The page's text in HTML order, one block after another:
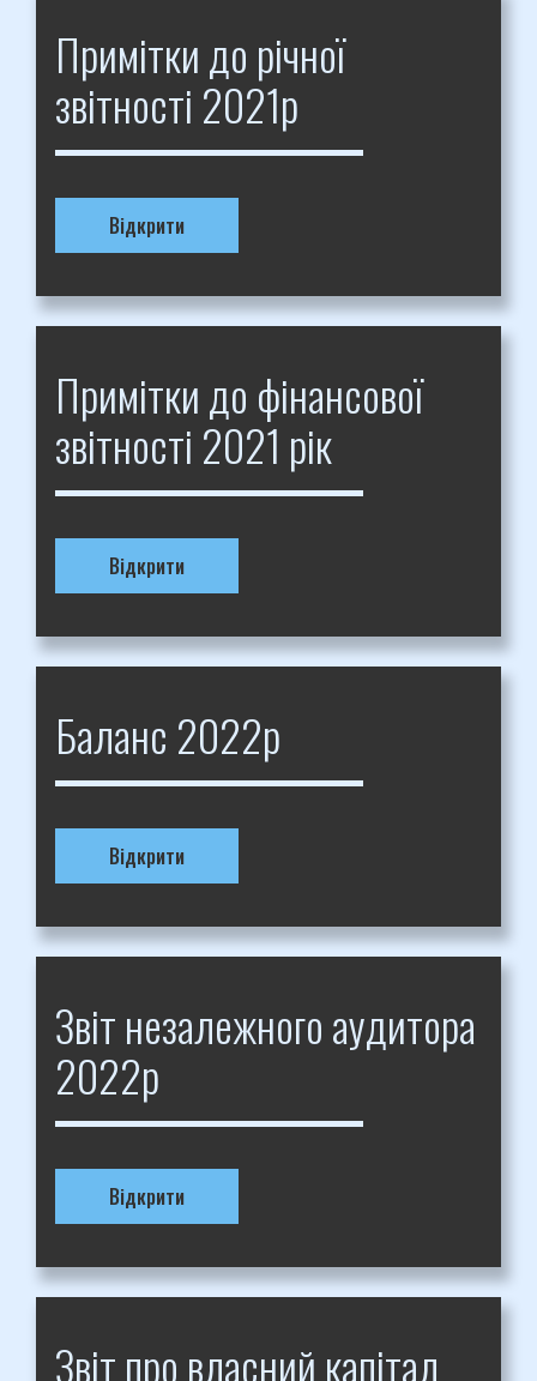
Примітки до річної
звітності 2021р
Відкрити
Примітки до фінансової
звітності 2021 рік
Відкрити
Баланс 2022р
Відкрити
Звіт незалежного аудитора
2022р
Відкрити
Звіт про власний капітал